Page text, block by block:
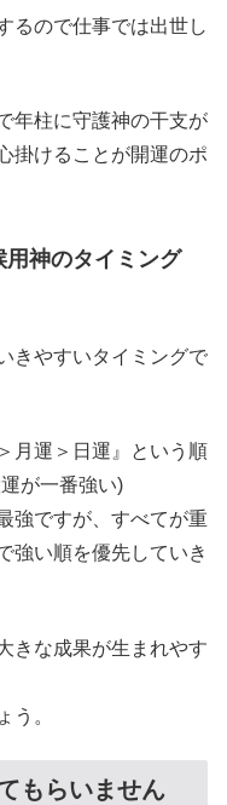
るので仕事では出世し
年柱に守護神の干支が
掛けることが開運のポ
神のタイミング
きやすいタイミングで
月運＞日運』という順
が一番強い)
強ですが、すべてが重
強い順を優先していき
きな成果が生まれやす
う。
もらいません